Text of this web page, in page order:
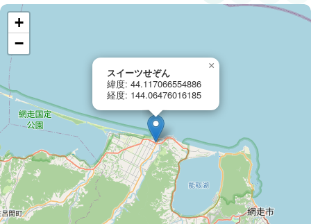
スイーツせぞん
緯度: 44.117066554886
経度: 144.06476016185
×
+
−